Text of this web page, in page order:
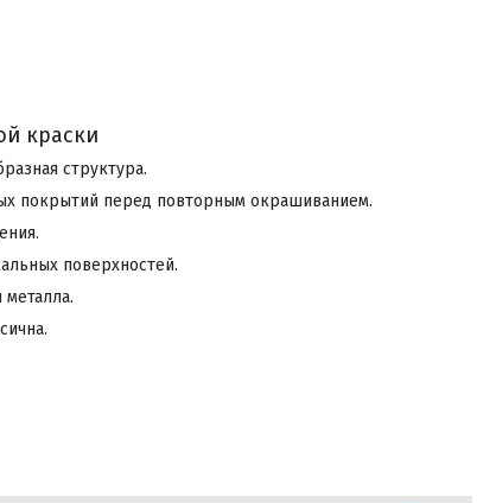
краски
структура.
покрытий перед повторным окрашиванием.
поверхностей.